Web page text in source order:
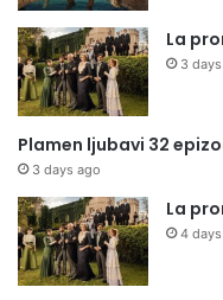
La
3
Plamen ljubavi 32
3 days ago
La
4